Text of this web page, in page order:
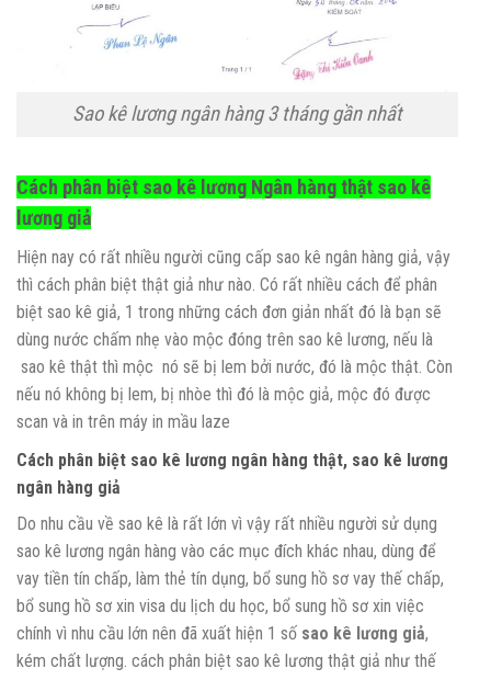
Sao kê lương ngân hàng 3 tháng gần nhất
Cách phân biệt sao kê lương Ngân hàng thật sao kê
lương giả
Hiện nay có rất nhiều người cũng cấp sao kê ngân hàng giả, vậy
thì cách phân biệt thật giả như nào. Có rất nhiều cách để phân
biệt sao kê giả, 1 trong những cách đơn giản nhất đó là bạn sẽ
dùng nước chấm nhẹ vào mộc đóng trên sao kê lương, nếu là
sao kê thật thì mộc nó sẽ bị lem bởi nước, đó là mộc thật. Còn
nếu nó không bị lem, bị nhòe thì đó là mộc giả, mộc đó được
scan và in trên máy in mầu laze
Cách phân biệt sao kê lương ngân hàng thật, sao kê lương
ngân hàng giả
Do nhu cầu về sao kê là rất lớn vì vậy rất nhiều người sử dụng
sao kê lương ngân hàng vào các mục đích khác nhau, dùng để
vay tiền tín chấp, làm thẻ tín dụng, bổ sung hồ sơ vay thế chấp,
bổ sung hồ sơ xin visa du lịch du học, bổ sung hồ sơ xin việc
chính vì nhu cầu lớn nên đã xuất hiện 1 số sao kê lương giả,
kém chất lượng. cách phân biệt sao kê lương thật giả như thế